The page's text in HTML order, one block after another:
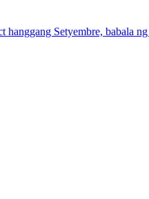
Setyembre, babala